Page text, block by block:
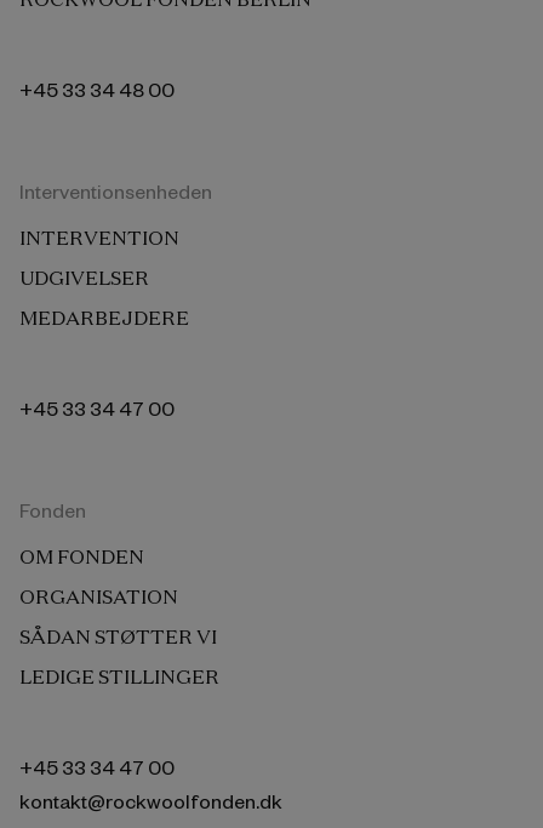
+45 33 34 48 00
Interventionsenheden
INTERVENTION
UDGIVELSER
MEDARBEJDERE
+45 33 34 47 00
Fonden
OM FONDEN
ORGANISATION
SÅDAN STØTTER VI
LEDIGE STILLINGER
+45 33 34 47 00
kontakt@rockwoolfonden.dk